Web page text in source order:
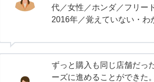
代／女性／ホンダ／フリー
2016年／覚えていない・わ
ずっと購入も同じ店舗だっ
ーズに進めることができた